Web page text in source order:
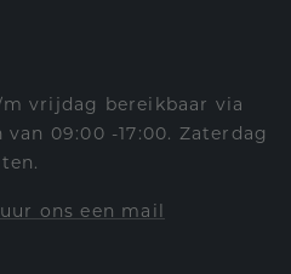
vrijdag bereikbaar via
09:00 -17:00. Zaterdag
ons een mail